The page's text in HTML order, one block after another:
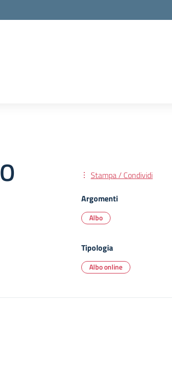
Stampa / Condividi
Argomenti
Albo
Tipologia
Albo online